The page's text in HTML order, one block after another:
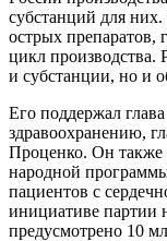
субстанций для них.
острых препаратов,
цикл производства.
и субстанции, но и
Его поддержал
здравоохранению,
Проценко. Он также
народной
пациентов с
инициативе партии
предусмотрено 10